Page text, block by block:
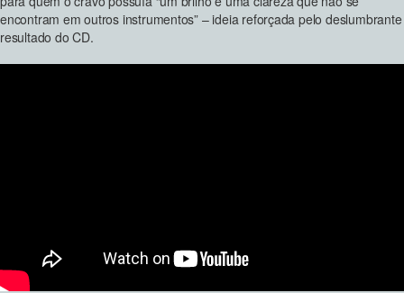
encontram em outros instrumentos” – ideia reforçada pelo deslumbrante
resultado do CD.